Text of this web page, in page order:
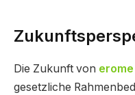
Die Zukunft von erome
gesetzliche